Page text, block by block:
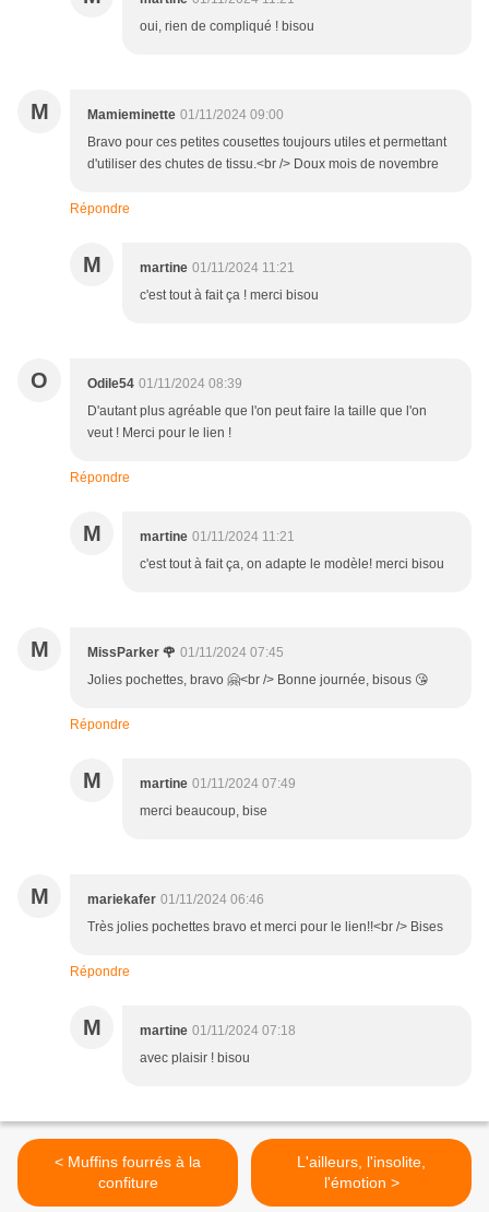
oui, rien de compliqué ! bisou
M Mamieminette 01/11/2024 09:00
Bravo pour ces petites cousettes toujours utiles et permettant
d'utiliser des chutes de tissu.<br /> Doux mois de novembre
Répondre
M martine 01/11/2024 11:21
c'est tout à fait ça ! merci bisou
O Odile54 01/11/2024 08:39
D'autant plus agréable que l'on peut faire la taille que l'on
veut ! Merci pour le lien !
Répondre
M martine 01/11/2024 11:21
c'est tout à fait ça, on adapte le modèle! merci bisou
M MissParker 🌹 01/11/2024 07:45
Jolies pochettes, bravo 🤗<br /> Bonne journée, bisous 😘
Répondre
M martine 01/11/2024 07:49
merci beaucoup, bise
M mariekafer 01/11/2024 06:46
Très jolies pochettes bravo et merci pour le lien!!<br /> Bises
Répondre
M martine 01/11/2024 07:18
avec plaisir ! bisou
< Muffins fourrés à la
confiture
L'ailleurs, l'insolite,
l'émotion >